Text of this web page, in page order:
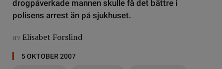
drogpåverkade mannen skulle få det bättre i
polisens arrest än på sjukhuset.
av Elisabet Forslind
5 OKTOBER 2007